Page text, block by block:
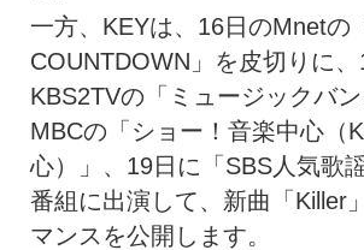
一方、KEYは、16日のMnetの
COUNTDOWN」を皮切りに、
KBS2TVの「ミュージックバ
MBCの「ショー！音楽中心（
心）」、19日に「SBS人気歌
番組に出演して、新曲「Killer
マンスを公開します。